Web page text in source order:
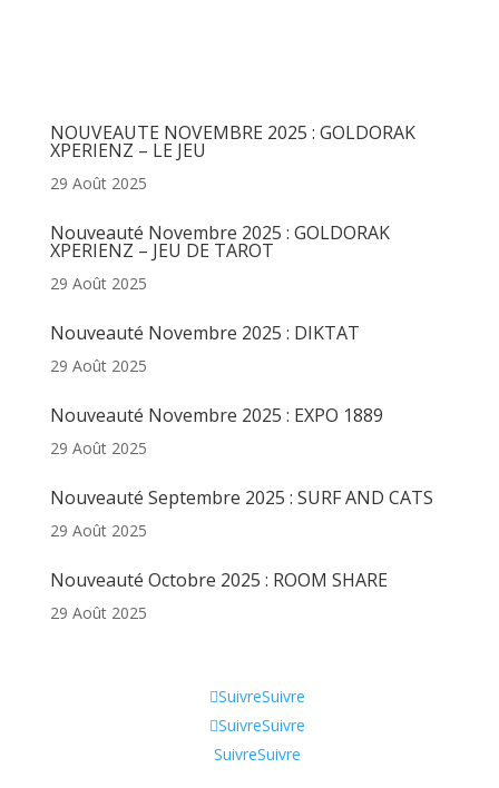
NOUVEAUTE NOVEMBRE 2025 : GOLDORAK
XPERIENZ – LE JEU
29 Août 2025
Nouveauté Novembre 2025 : GOLDORAK
XPERIENZ – JEU DE TAROT
29 Août 2025
Nouveauté Novembre 2025 : DIKTAT
29 Août 2025
Nouveauté Novembre 2025 : EXPO 1889
29 Août 2025
Nouveauté Septembre 2025 : SURF AND CATS
29 Août 2025
Nouveauté Octobre 2025 : ROOM SHARE
29 Août 2025
SuivreSuivre
SuivreSuivre
SuivreSuivre